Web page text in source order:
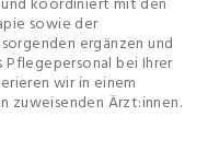
sowie der
ergänzen und
bei Ihrer
wir in einem
Ärzt:innen.